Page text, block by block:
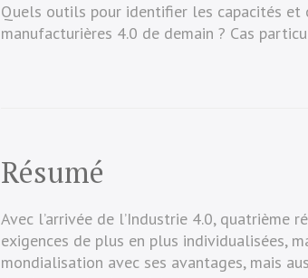
Quels outils pour identifier les capacités et
manufacturières 4.0 de demain ? Cas
Résumé
Avec l’arrivée de l’Industrie 4.0, quatrième
exigences de plus en plus individualisées,
mondialisation avec ses avantages, mais